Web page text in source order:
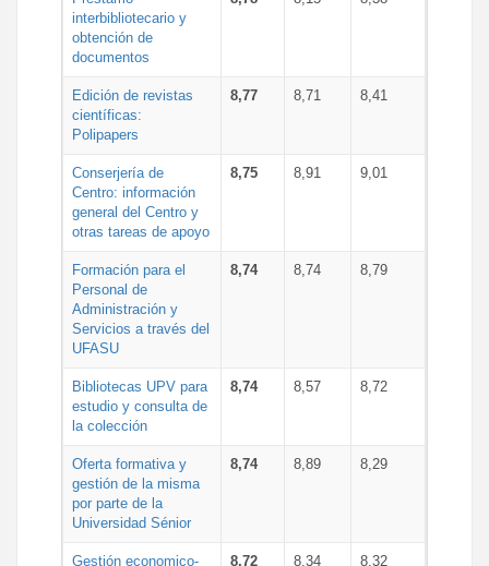
interbibliotecario y
obtención de
documentos
Edición de revistas
científicas:
Polipapers
8,77 8,71 8,41
Conserjería de
Centro: información
general del Centro y
otras tareas de apoyo
8,75 8,91 9,01
Formación para el
Personal de
Administración y
Servicios a través del
UFASU
8,74 8,74 8,79
Bibliotecas UPV para
estudio y consulta de
la colección
8,74 8,57 8,72
Oferta formativa y
gestión de la misma
por parte de la
Universidad Sénior
8,74 8,89 8,29
Gestión economico- 8,72 8,34 8,32